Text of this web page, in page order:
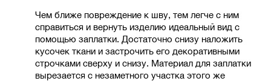
Чем ближе повреждение к шву, тем легче с ним
справиться и вернуть изделию идеальный вид с
помощью заплатки. Достаточно снизу наложить
кусочек ткани и застрочить его декоративными
строчками сверху и снизу. Материал для заплатки
вырезается с незаметного участка этого же